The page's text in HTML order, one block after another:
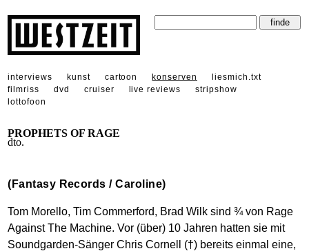
interviews kunst cartoon konserven
liesmich.txt
filmriss
dvd cruiser live reviews
stripshow
lottofoon
PROPHETS OF RAGE
dto.
(Fantasy Records / Caroline)
Tom Morello, Tim Commerford, Brad Wilk sind ¾ von Rage
Against The Machine. Vor (über) 10 Jahren hatten sie mit
Soundgarden-Sänger Chris Cornell (†) bereits einmal eine,